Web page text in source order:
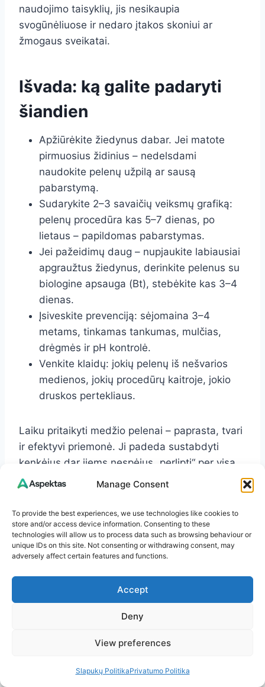
Manage Consent
To provide the best experiences, we use technologies like cookies to
store and/or access device information. Consenting to these
technologies will allow us to process data such as browsing behaviour or
unique IDs on this site. Not consenting or withdrawing consent, may
adversely affect certain features and functions.
Accept
Deny
View preferences
Slapukų PolitikaPrivatumo Politika
naudojimo taisyklių, jis nesikaupia
svogūnėliuose ir nedaro įtakos skoniui ar
žmogaus sveikatai.
Išvada: ką galite padaryti
šiandien
Apžiūrėkite žiedynus dabar. Jei matote
pirmuosius židinius – nedelsdami
naudokite pelenų užpilą ar sausą
pabarstymą.
Sudarykite 2–3 savaičių veiksmų grafiką:
pelenų procedūra kas 5–7 dienas, po
lietaus – papildomas pabarstymas.
Jei pažeidimų daug – nupjaukite labiausiai
apgraužtus žiedynus, derinkite pelenus su
biologine apsauga (Bt), stebėkite kas 3–4
dienas.
Įsiveskite prevenciją: sėjomaina 3–4
metams, tinkamas tankumas, mulčias,
drėgmės ir pH kontrolė.
Venkite klaidų: jokių pelenų iš nešvarios
medienos, jokių procedūrų kaitroje, jokio
druskos pertekliaus.
Laiku pritaikyti medžio pelenai – paprasta, tvari
ir efektyvi priemonė. Ji padeda sustabdyti
kenkėjus dar jiems nespėjus „perlipti“ per visą
daržą ir kartu sustiprina patį česnaką, kad
Daugiau įžvalgų
rasiteAspektas.lt
Turite pastebėjimų ar minčių? Palikite
Jeigu patiko šis straipsnis, kviečiu naršyti
straipsnių apie sveikatą, patarimus kasdienai,